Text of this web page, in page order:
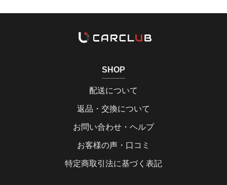
SHOP
配送について
返品・交換について
お問い合わせ・ヘルプ
お客様の声・口コミ
特定商取引法に基づく表記